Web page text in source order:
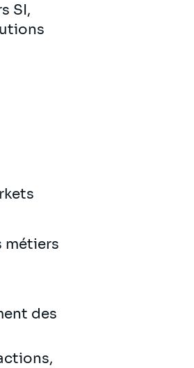
SI,
métiers
des